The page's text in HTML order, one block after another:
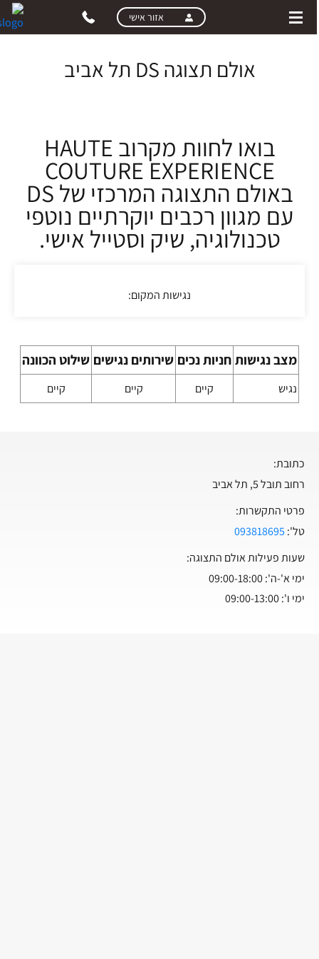
skip
skip
אזור אישי
אולם תצוגה DS תל אביב
בואו לחוות מקרוב HAUTE
COUTURE EXPERIENCE
באולם התצוגה המרכזי של DS
עם מגוון רכבים יוקרתיים נוטפי
טכנולוגיה, שיק וסטייל אישי.
נגישות המקום:
מצב נגישות חניות נכים שירותים נגישים שילוט הכוונה
נגיש קיים קיים קיים
כתובת:
רחוב תובל 5, תל אביב
פרטי התקשרות:
טל': 093818695
שעות פעילות אולם התצוגה:
ימי א'-ה': 09:00-18:00
ימי ו': 09:00-13:00